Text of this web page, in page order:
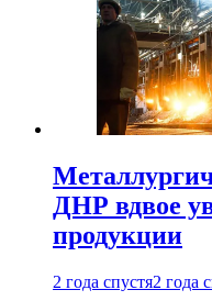
ДНР вдвое
продукции
2 года спустя2 года